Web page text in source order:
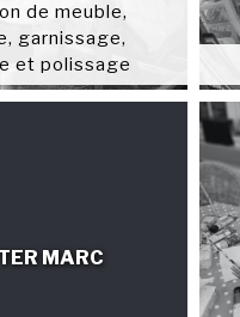
de meuble,
garnissage,
et polissage
MARC